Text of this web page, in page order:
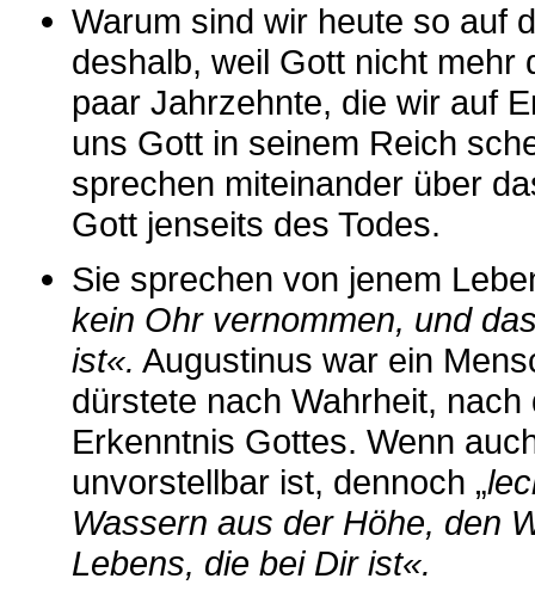
Warum sind wir heute so auf
deshalb, weil Gott nicht mehr
paar Jahrzehnte, die wir auf
uns Gott in seinem Reich
sprechen miteinander über
Gott jenseits des Todes.
Sie sprechen von jenem
kein Ohr vernommen, und
ist«. Augustinus war ein
dürstete nach Wahrheit,
Erkenntnis Gottes. Wenn
unvorstellbar ist, dennoch „
Wassern aus der Höhe, den
Lebens, die bei Dir ist«.